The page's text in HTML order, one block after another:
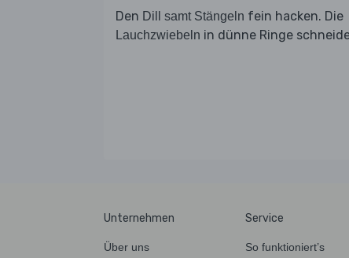
Den Dill samt Stängeln fein hacken. Die
Lauchzwiebeln in dünne Ringe
Unternehmen
Über uns
Service
So funktioniert’s